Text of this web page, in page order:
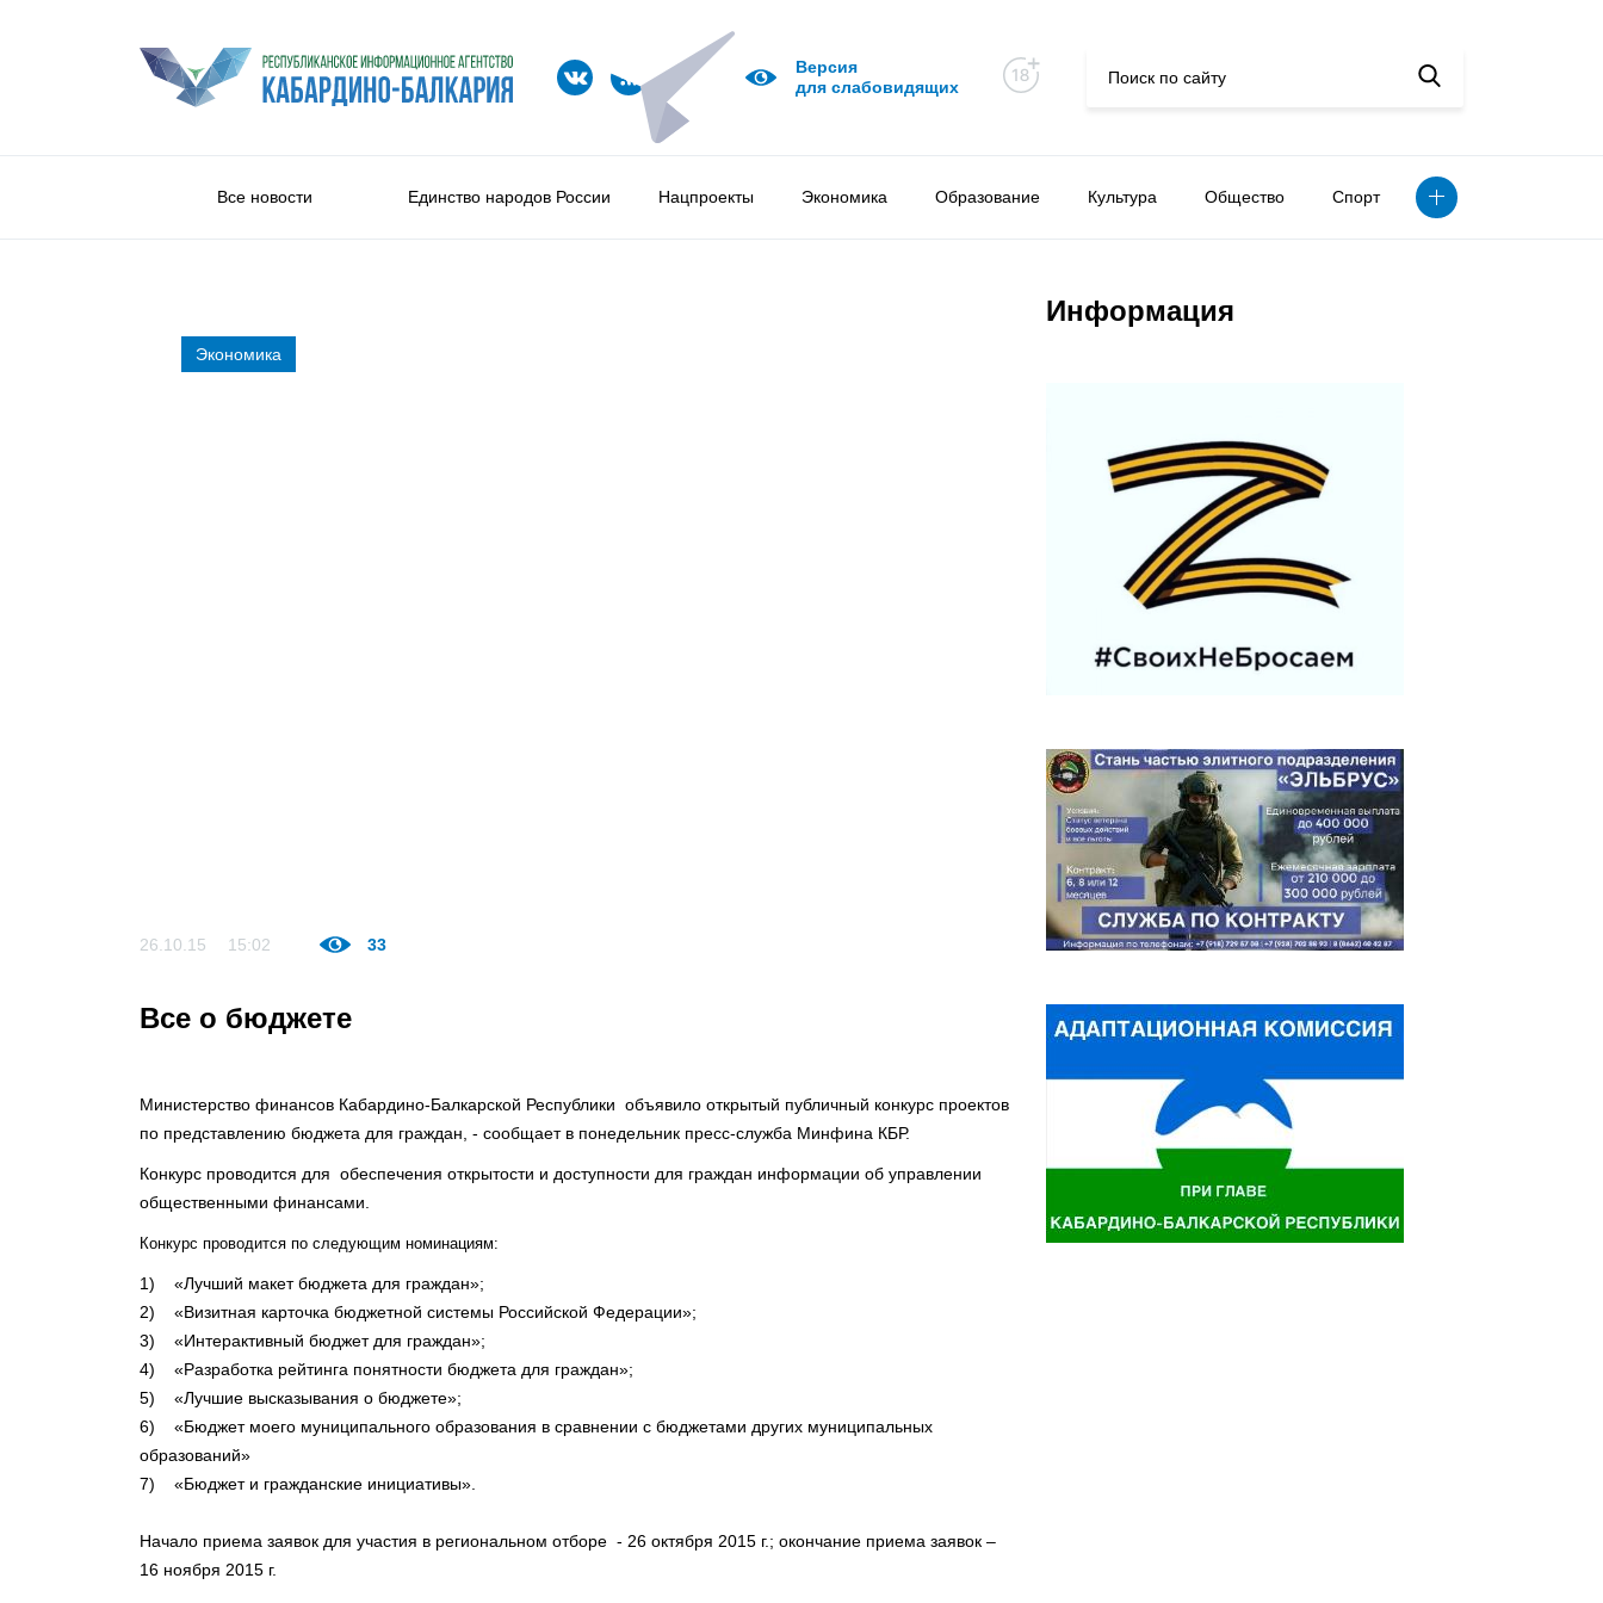
Версия
для слабовидящих
Все новости Единство народов России Нацпроекты Экономика Образование Культура Общество Спорт
Экономика
26.10.15 15:02 33
Все о бюджете
Министерство финансов Кабардино-Балкарской Республики объявило открытый публичный конкурс проектов
по представлению бюджета для граждан, - сообщает в понедельник пресс-служба Минфина КБР.
Конкурс проводится для обеспечения открытости и доступности для граждан информации об управлении
общественными финансами.
Конкурс проводится по следующим номинациям:
1) «Лучший макет бюджета для граждан»;
2) «Визитная карточка бюджетной системы Российской Федерации»;
3) «Интерактивный бюджет для граждан»;
4) «Разработка рейтинга понятности бюджета для граждан»;
5) «Лучшие высказывания о бюджете»;
6) «Бюджет моего муниципального образования в сравнении с бюджетами других муниципальных
образований»
7) «Бюджет и гражданские инициативы».
Начало приема заявок для участия в региональном отборе - 26 октября 2015 г.; окончание приема заявок –
16 ноября 2015 г.
Информация